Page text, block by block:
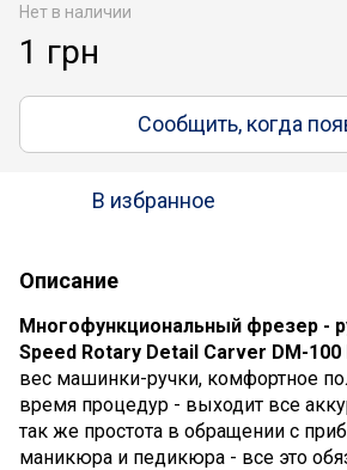
Нет в наличии
1 грн
Сообщить, когда
В избранное
Описание
Многофункциональный фрезер -
Speed Rotary Detail Carver DM-
вес машинки-ручки, комфортное
время процедур - выходит все
так же простота в обращении с
маникюра и педикюра - все это